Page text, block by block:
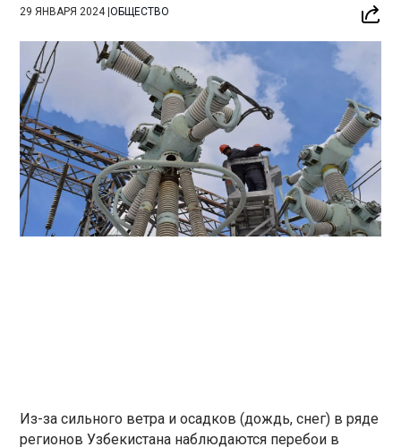
29 ЯНВАРЯ 2024|ОБЩЕСТВО
Из-за сильного ветра и осадков (дождь, снег) в ряде
регионов Узбекистана наблюдаются перебои в